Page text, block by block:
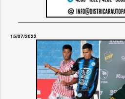
15/07/2022